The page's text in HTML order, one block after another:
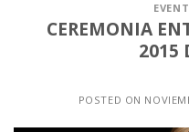
CEREMONIA
2015
POSTED ON